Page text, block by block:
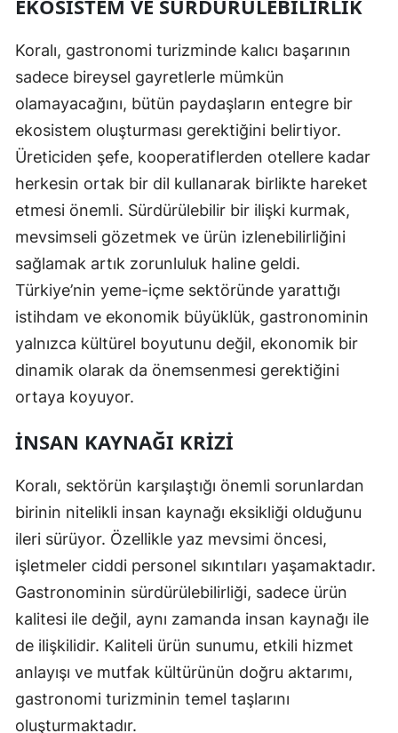
EKOSISTEM VE SÜRDÜRÜLEBILIRLIK
Koralı, gastronomi turizminde kalıcı başarının
sadece bireysel gayretlerle mümkün
olamayacağını, bütün paydaşların entegre bir
ekosistem oluşturması gerektiğini belirtiyor.
Üreticiden şefe, kooperatiflerden otellere kadar
herkesin ortak bir dil kullanarak birlikte hareket
etmesi önemli. Sürdürülebilir bir ilişki kurmak,
mevsimseli gözetmek ve ürün izlenebilirliğini
sağlamak artık zorunluluk haline geldi.
Türkiye’nin yeme-içme sektöründe yarattığı
istihdam ve ekonomik büyüklük, gastronominin
yalnızca kültürel boyutunu değil, ekonomik bir
dinamik olarak da önemsenmesi gerektiğini
ortaya koyuyor.
İNSAN KAYNAĞI KRIZI
Koralı, sektörün karşılaştığı önemli sorunlardan
birinin nitelikli insan kaynağı eksikliği olduğunu
ileri sürüyor. Özellikle yaz mevsimi öncesi,
işletmeler ciddi personel sıkıntıları yaşamaktadır.
Gastronominin sürdürülebilirliği, sadece ürün
kalitesi ile değil, aynı zamanda insan kaynağı ile
de ilişkilidir. Kaliteli ürün sunumu, etkili hizmet
anlayışı ve mutfak kültürünün doğru aktarımı,
gastronomi turizminin temel taşlarını
oluşturmaktadır.